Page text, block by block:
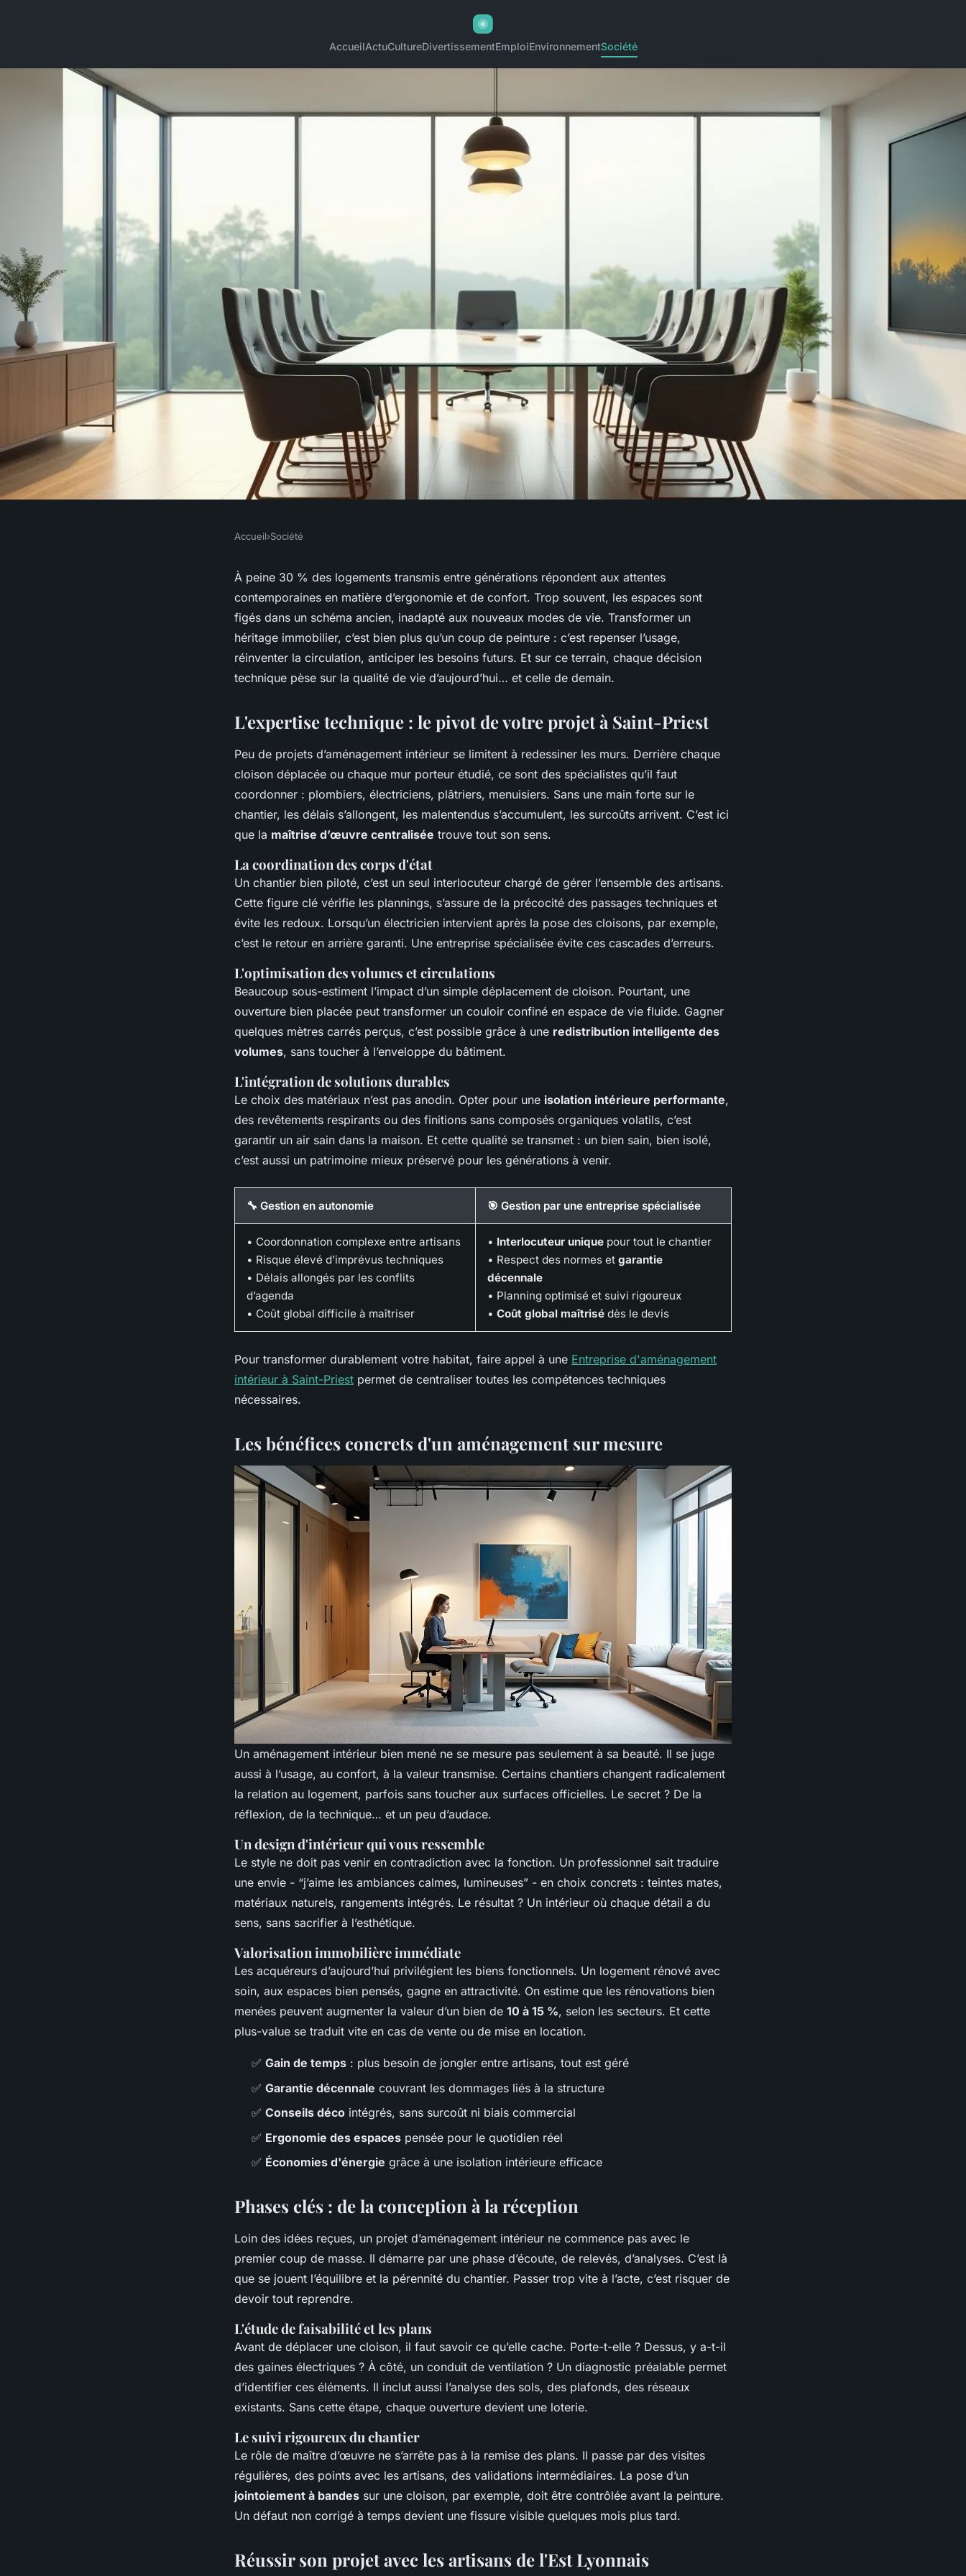
AccueilActuCultureDivertissementEmploiEnvironnementSociété
Pourquoi opter pour une entreprise
d'aménagement intérieur à Saint-
Priest change tout
Accueil›Société
À peine 30 % des logements transmis entre générations répondent aux attentes
contemporaines en matière d’ergonomie et de confort. Trop souvent, les espaces sont
figés dans un schéma ancien, inadapté aux nouveaux modes de vie. Transformer un
héritage immobilier, c’est bien plus qu’un coup de peinture : c’est repenser l’usage,
réinventer la circulation, anticiper les besoins futurs. Et sur ce terrain, chaque décision
technique pèse sur la qualité de vie d’aujourd’hui… et celle de demain.
L'expertise technique : le pivot de votre projet à Saint-Priest
Peu de projets d’aménagement intérieur se limitent à redessiner les murs. Derrière chaque
cloison déplacée ou chaque mur porteur étudié, ce sont des spécialistes qu’il faut
coordonner : plombiers, électriciens, plâtriers, menuisiers. Sans une main forte sur le
chantier, les délais s’allongent, les malentendus s’accumulent, les surcoûts arrivent. C’est ici
que la maîtrise d’œuvre centralisée trouve tout son sens.
La coordination des corps d'état
Un chantier bien piloté, c’est un seul interlocuteur chargé de gérer l’ensemble des artisans.
Cette figure clé vérifie les plannings, s’assure de la précocité des passages techniques et
évite les redoux. Lorsqu’un électricien intervient après la pose des cloisons, par exemple,
c’est le retour en arrière garanti. Une entreprise spécialisée évite ces cascades d’erreurs.
L'optimisation des volumes et circulations
Beaucoup sous-estiment l’impact d’un simple déplacement de cloison. Pourtant, une
ouverture bien placée peut transformer un couloir confiné en espace de vie fluide. Gagner
quelques mètres carrés perçus, c’est possible grâce à une redistribution intelligente des
volumes, sans toucher à l’enveloppe du bâtiment.
L'intégration de solutions durables
Le choix des matériaux n’est pas anodin. Opter pour une isolation intérieure performante,
des revêtements respirants ou des finitions sans composés organiques volatils, c’est
garantir un air sain dans la maison. Et cette qualité se transmet : un bien sain, bien isolé,
c’est aussi un patrimoine mieux préservé pour les générations à venir.
🔧 Gestion en autonomie 🎯 Gestion par une entreprise spécialisée
• Coordonnation complexe entre artisans
• Risque élevé d’imprévus techniques
• Délais allongés par les conflits
d’agenda
• Coût global difficile à maîtriser
• Interlocuteur unique pour tout le chantier
• Respect des normes et garantie
décennale
• Planning optimisé et suivi rigoureux
• Coût global maîtrisé dès le devis
Pour transformer durablement votre habitat, faire appel à une Entreprise d'aménagement
intérieur à Saint-Priest permet de centraliser toutes les compétences techniques
nécessaires.
Les bénéfices concrets d'un aménagement sur mesure
Un aménagement intérieur bien mené ne se mesure pas seulement à sa beauté. Il se juge
aussi à l’usage, au confort, à la valeur transmise. Certains chantiers changent radicalement
la relation au logement, parfois sans toucher aux surfaces officielles. Le secret ? De la
réflexion, de la technique… et un peu d’audace.
Un design d'intérieur qui vous ressemble
Le style ne doit pas venir en contradiction avec la fonction. Un professionnel sait traduire
une envie - “j’aime les ambiances calmes, lumineuses” - en choix concrets : teintes mates,
matériaux naturels, rangements intégrés. Le résultat ? Un intérieur où chaque détail a du
sens, sans sacrifier à l’esthétique.
Valorisation immobilière immédiate
Les acquéreurs d’aujourd’hui privilégient les biens fonctionnels. Un logement rénové avec
soin, aux espaces bien pensés, gagne en attractivité. On estime que les rénovations bien
menées peuvent augmenter la valeur d’un bien de 10 à 15 %, selon les secteurs. Et cette
plus-value se traduit vite en cas de vente ou de mise en location.
✅ Gain de temps : plus besoin de jongler entre artisans, tout est géré
✅ Garantie décennale couvrant les dommages liés à la structure
✅ Conseils déco intégrés, sans surcoût ni biais commercial
✅ Ergonomie des espaces pensée pour le quotidien réel
✅ Économies d'énergie grâce à une isolation intérieure efficace
Phases clés : de la conception à la réception
Loin des idées reçues, un projet d’aménagement intérieur ne commence pas avec le
premier coup de masse. Il démarre par une phase d’écoute, de relevés, d’analyses. C’est là
que se jouent l’équilibre et la pérennité du chantier. Passer trop vite à l’acte, c’est risquer de
devoir tout reprendre.
L'étude de faisabilité et les plans
Avant de déplacer une cloison, il faut savoir ce qu’elle cache. Porte-t-elle ? Dessus, y a-t-il
des gaines électriques ? À côté, un conduit de ventilation ? Un diagnostic préalable permet
d’identifier ces éléments. Il inclut aussi l’analyse des sols, des plafonds, des réseaux
existants. Sans cette étape, chaque ouverture devient une loterie.
Le suivi rigoureux du chantier
Le rôle de maître d’œuvre ne s’arrête pas à la remise des plans. Il passe par des visites
régulières, des points avec les artisans, des validations intermédiaires. La pose d’un
jointoiement à bandes sur une cloison, par exemple, doit être contrôlée avant la peinture.
Un défaut non corrigé à temps devient une fissure visible quelques mois plus tard.
Réussir son projet avec les artisans de l'Est Lyonnais